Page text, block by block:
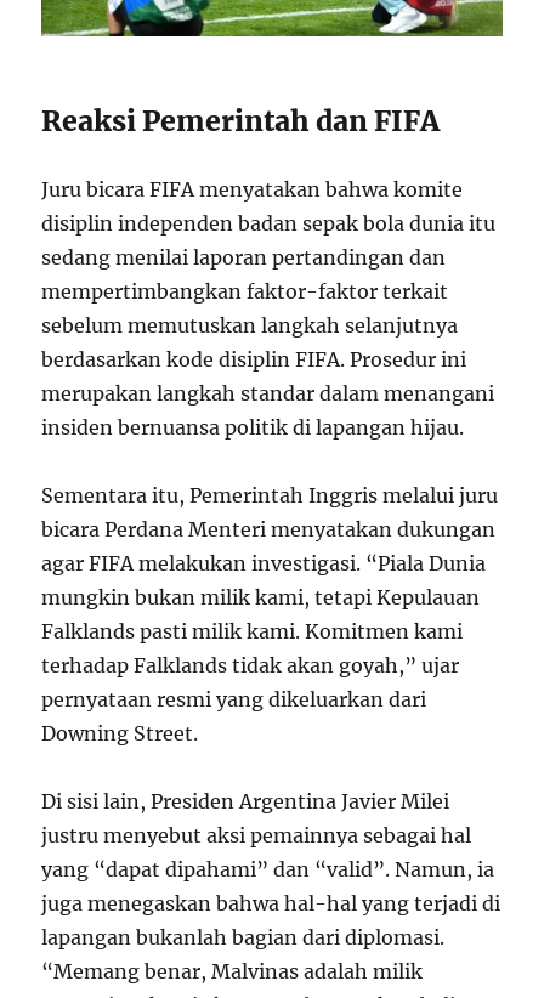
Reaksi Pemerintah dan FIFA
Juru bicara FIFA menyatakan bahwa komite
disiplin independen badan sepak bola dunia itu
sedang menilai laporan pertandingan dan
mempertimbangkan faktor-faktor terkait
sebelum memutuskan langkah selanjutnya
berdasarkan kode disiplin FIFA. Prosedur ini
merupakan langkah standar dalam menangani
insiden bernuansa politik di lapangan hijau.
Sementara itu, Pemerintah Inggris melalui juru
bicara Perdana Menteri menyatakan dukungan
agar FIFA melakukan investigasi. “Piala Dunia
mungkin bukan milik kami, tetapi Kepulauan
Falklands pasti milik kami. Komitmen kami
terhadap Falklands tidak akan goyah,” ujar
pernyataan resmi yang dikeluarkan dari
Downing Street.
Di sisi lain, Presiden Argentina Javier Milei
justru menyebut aksi pemainnya sebagai hal
yang “dapat dipahami” dan “valid”. Namun, ia
juga menegaskan bahwa hal-hal yang terjadi di
lapangan bukanlah bagian dari diplomasi.
“Memang benar, Malvinas adalah milik